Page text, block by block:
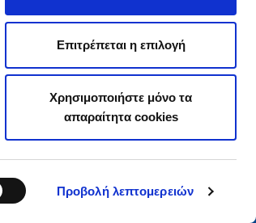
Προβολή λεπτομερειών
Επιτρέπεται η επιλογή
Χρησιμοποιήστε μόνο τα
απαραίτητα cookies